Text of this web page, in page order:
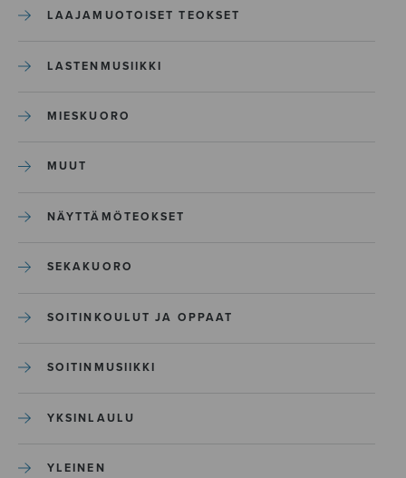
LAAJAMUOTOISET TEOKSET
LASTENMUSIIKKI
MIESKUORO
MUUT
NÄYTTÄMÖTEOKSET
SEKAKUORO
SOITINKOULUT JA OPPAAT
SOITINMUSIIKKI
YKSINLAULU
YLEINEN